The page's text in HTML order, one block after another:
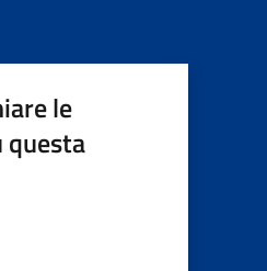
le
questa